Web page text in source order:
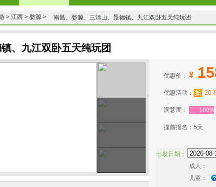
> 江西 > 婺源 > 南昌、婺源、三清山、景德镇、九江双卧五天纯玩团
、九江双卧五天纯玩团
优惠价： ¥
优惠活动： 20
满意度： 100%
提前报名：5天
出发日期：
成人：
儿童：